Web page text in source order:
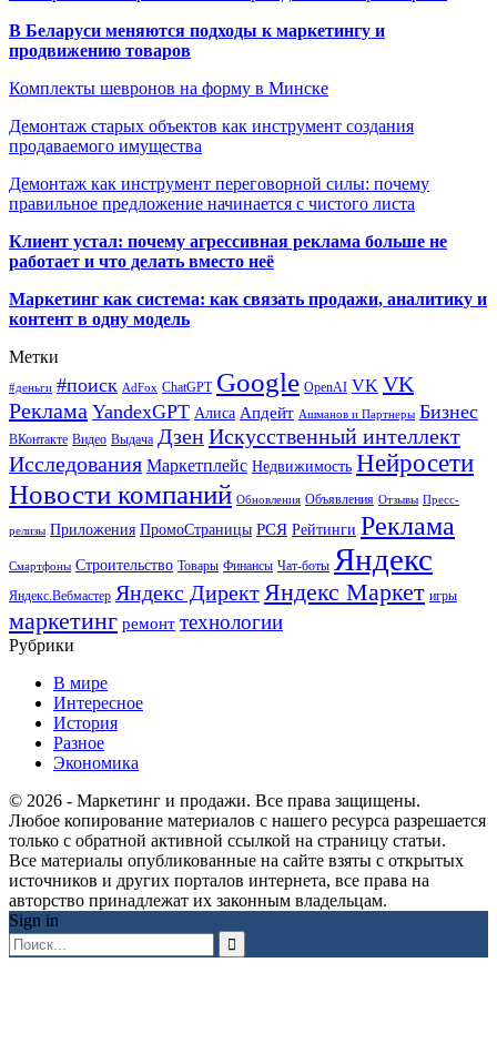
В Беларуси меняются подходы к маркетингу и
продвижению товаров
Комплекты шевронов на форму в Минске
Демонтаж старых объектов как инструмент создания
продаваемого имущества
Демонтаж как инструмент переговорной силы: почему
правильное предложение начинается с чистого листа
Клиент устал: почему агрессивная реклама больше не
работает и что делать вместо неё
Маркетинг как система: как связать продажи, аналитику и
контент в одну модель
Метки
#деньги #поиск AdFox ChatGPT Google OpenAI VK VK
Реклама YandexGPT Алиса Апдейт Ашманов и Партнеры Бизнес
ВКонтакте Видео Выдача ДзенИскусственный интеллект
Исследования Маркетплейс Недвижимость Нейросети
Новости компаний Обновления Объявления Отзывы Пресс-
релизы Приложения ПромоСтраницы РСЯ Рейтинги Реклама
Смартфоны Строительство Товары Финансы Чат-боты Яндекс
Яндекс.Вебмастер Яндекс Директ Яндекс Маркет игры
маркетинг ремонт технологии
Рубрики
В мире
Интересное
История
Разное
Экономика
© 2026 - Маркетинг и продажи. Все права защищены.
Любое копирование материалов с нашего ресурса разрешается
только с обратной активной ссылкой на страницу статьи.
Все материалы опубликованные на сайте взяты с открытых
источников и других порталов интернета, все права на
авторство принадлежат их законным владельцам.
Sign in